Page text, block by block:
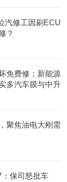
汽修工因刷ECU
？
免费修；新能源
多汽车膜与中升
聚焦油电大刚需
保司怒批车